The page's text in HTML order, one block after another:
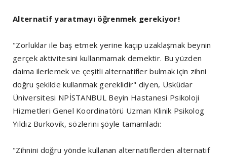
Alternatif yaratmayı öğrenmek gerekiyor!
"Zorluklar ile baş etmek yerine kaçıp uzaklaşmak beynin
gerçek aktivitesini kullanmamak demektir. Bu yüzden
daima ilerlemek ve çeşitli alternatifler bulmak için zihni
doğru şekilde kullanmak gereklidir" diyen, Üsküdar
Üniversitesi NPİSTANBUL Beyin Hastanesi Psikoloji
Hizmetleri Genel Koordinatörü Uzman Klinik Psikolog
Yıldız Burkovik, sözlerini şöyle tamamladı:
"Zihnini doğru yönde kullanan alternatiflerden alternatif